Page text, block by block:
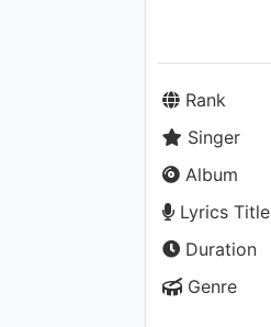
Rank
Singer
Album
Lyrics Title
Duration
Genre